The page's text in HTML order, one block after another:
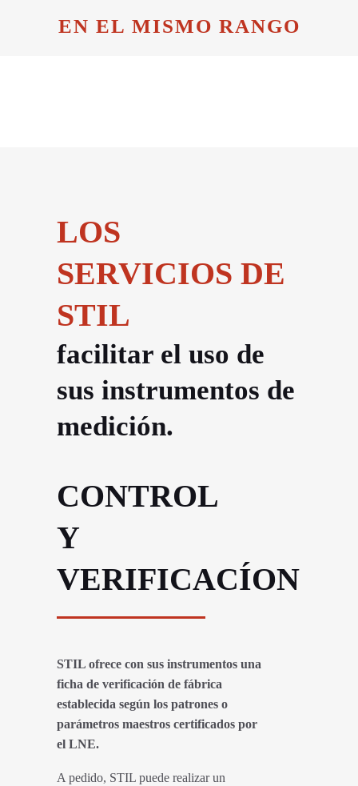
EN EL MISMO RANGO
LOS
SERVICIOS DE
STIL
facilitar el uso de
sus instrumentos de
medición.
CONTROL
Y
VERIFICACÍON
STIL ofrece con sus instrumentos una
ficha de verificación de fábrica
establecida según los patrones o
parámetros maestros certificados por
el LNE.
A pedido, STIL puede realizar un